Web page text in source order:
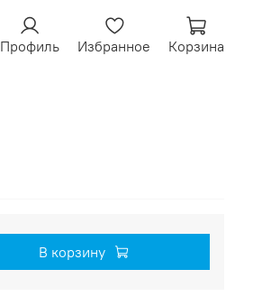
Профиль Избранное Корзина
В корзину